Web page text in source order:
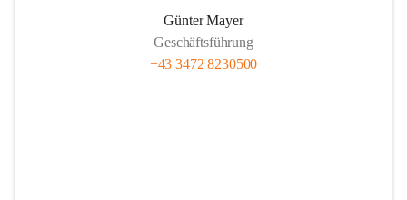
Günter Mayer
Geschäftsführung
+43 3472 8230500